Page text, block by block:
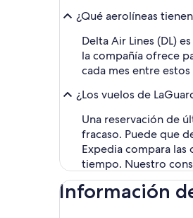
¿Qué aerolíneas
Delta Air Lines (DL)
la compañía ofrece
cada mes entre
¿Los vuelos de
Una reservación de
fracaso. Puede que
Expedia compara las
tiempo. Nuestro
Información